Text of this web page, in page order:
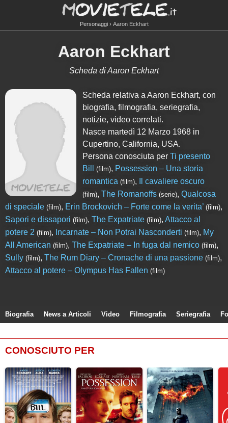
Personaggi Aaron Eckhart
Aaron Eckhart
Scheda di Aaron Eckhart
Scheda relativa a Aaron Eckhart, con
biografia, filmografia, seriegrafia,
notizie, video correlati.
Nasce martedì 12 Marzo 1968 in
Cupertino, California, USA.
Persona conosciuta perTi presento
Bill
(film), Possession – Una storia
romantica (film), Il cavaliere oscuro
(film),The Romanoffs (serie),Qualcosa
di speciale (film), Erin Brockovich – Forte come la verita’ (film),
Sapori e dissapori (film), The Expatriate (film), Attacco al
potere 2 (film), Incarnate – Non Potrai Nasconderti (film), My
All American (film), The Expatriate – In fuga dal nemico (film),
Sully (film), The Rum Diary – Cronache di una passione (film),
Attacco al potere – Olympus Has Fallen (film)
Biografia News a Articoli Video Filmografia Seriegrafia
CONOSCIUTO PER